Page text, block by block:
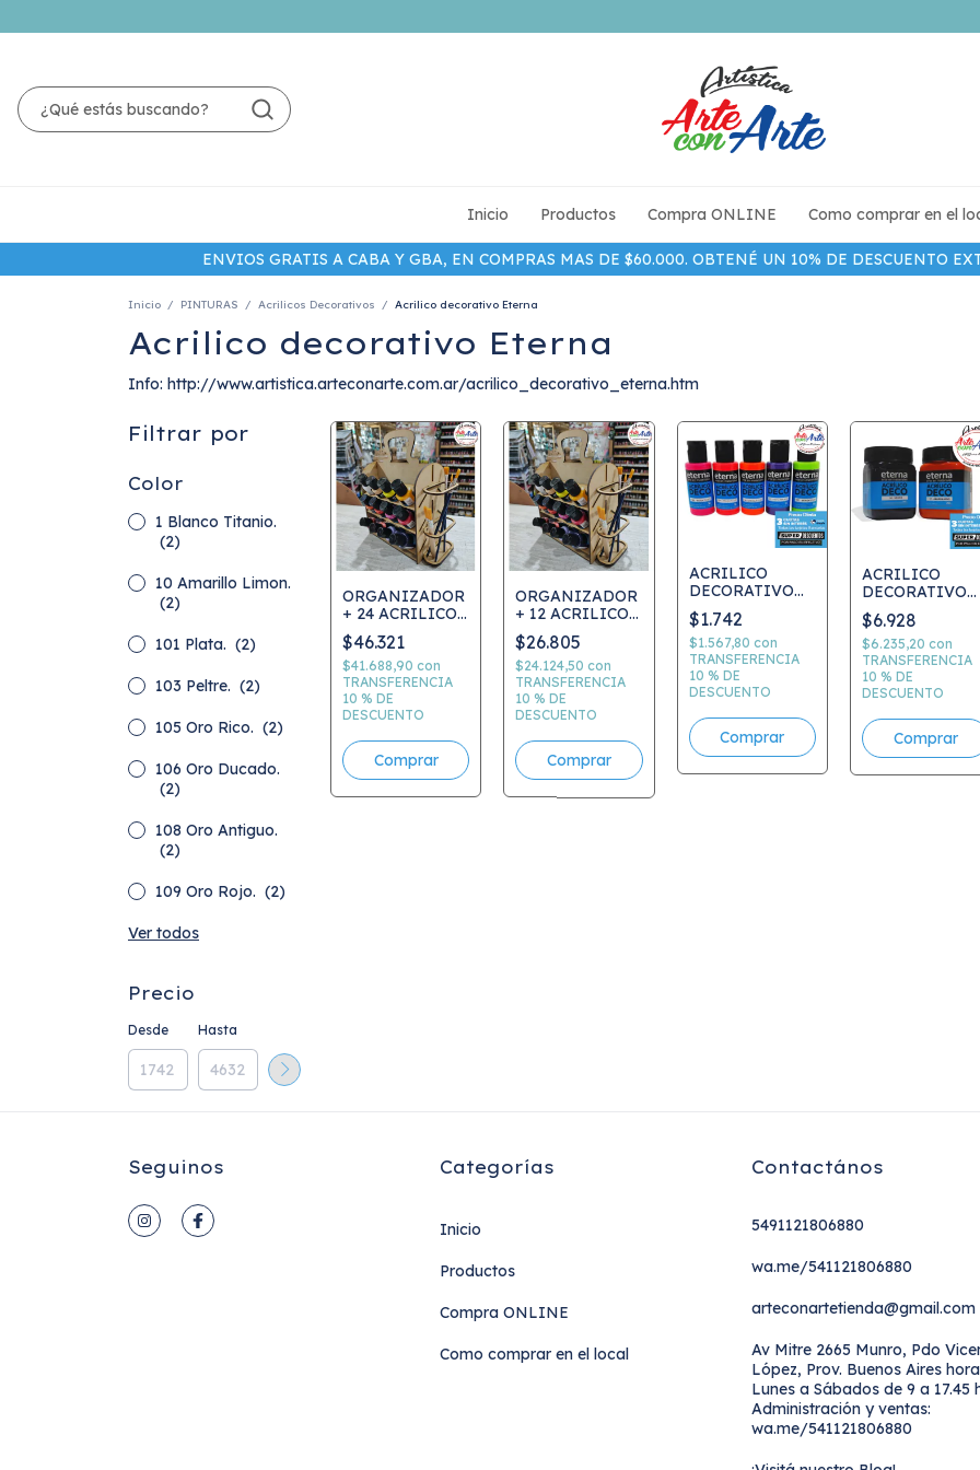
ENVIOS GRATIS A CABA Y GBA, EN COMPRAS MAS DE $60.000. OBTENÉ UN 10% DE DESCUENTO
Inicio Productos Compra ONLINE Como comprar en el
Inicio / PINTURAS / Acrilicos Decorativos / Acrilico decorativo Eterna
Acrilico decorativo Eterna
Info: http://www.artistica.arteconarte.com.ar/acrilico_decorativo_eterna.htm
Filtrar por
Color
1 Blanco Titanio.
(2)
10 Amarillo Limon.
(2)
101 Plata. (2)
103 Peltre. (2)
105 Oro Rico. (2)
106 Oro Ducado.
(2)
108 Oro Antiguo.
(2)
109 Oro Rojo. (2)
Ver todos
Precio
Desde Hasta
ORGANIZADOR
+ 24 ACRILICOS
DECO + 3
PINCELES + 1
PINCELETA -
ELEGIR
COLORES
$46.321
$41.688,90 con
TRANSFERENCIA
10 % DE
DESCUENTO
ORGANIZADOR
+ 12 ACRILICOS
DECO + 3
PINCELES + 1
PINCELETA -
ELEGIR
COLORES
$26.805
$24.124,50con
TRANSFERENCIA
10 % DE
DESCUENTO
ACRILICO
DECORATIVO
ETERNA 50 ml -
VER CARTA DE
COLORES -
PRECIO
UNITARIO -
ELEGIR COLOR
$1.742
$1.567,80 con
TRANSFERENCIA
10 % DE
DESCUENTO
Comprar
ACRILICO
DECORATIVO
ETERNA 250 ML
- VER CARTA DE
COLORES -
PRECIO
UNITARIO -
ELEGIR COLOR
$6.928
$6.235,20 con
TRANSFERENCIA
10 % DE
DESCUENTO
Comprar
Seguinos Categorías
Inicio
Productos
Compra ONLINE
Como comprar en el local
Contactános
5491121806880
wa.me/541121806880
arteconartetienda@gmail.com
Av Mitre 2665 Munro, Pdo
López, Prov. Buenos Aires
Lunes a Sábados de 9 a 17.45
Administración y ventas:
wa.me/541121806880